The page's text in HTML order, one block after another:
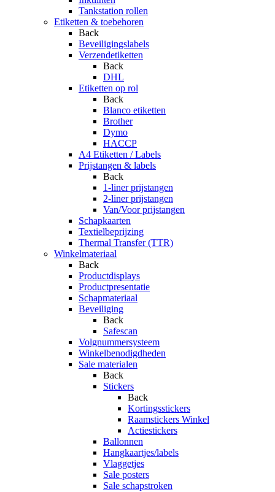
Tankstation rollen
Etiketten & toebehoren
Back
Beveiligingslabels
Verzendetiketten
Back
DHL
Etiketten op rol
Back
Blanco etiketten
Brother
Dymo
HACCP
A4 Etiketten / Labels
Prijstangen & labels
Back
1-liner prijstangen
2-liner prijstangen
Van/Voor prijstangen
Schapkaarten
Textielbeprijzing
Thermal Transfer (TTR)
Winkelmateriaal
Back
Productdisplays
Productpresentatie
Schapmateriaal
Beveiliging
Back
Safescan
Volgnummersysteem
Winkelbenodigdheden
Sale materialen
Back
Stickers
Back
Kortingsstickers
Raamstickers Winkel
Actiestickers
Ballonnen
Hangkaartjes/labels
Vlaggetjes
Sale posters
Sale schapstroken